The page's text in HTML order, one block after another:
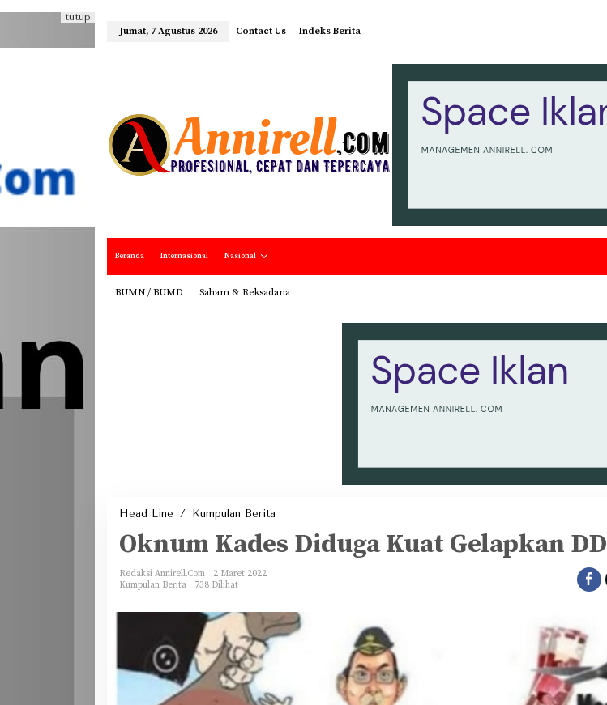
Jumat, 7 Agustus 2026 Contact Us Indeks Berita
Beranda Internasional Nasional
BUMN / BUMD Saham & Reksadana
tutup
Head Line / Kumpulan Berita
Kuat
Gelapkan
Oknum Kades Diduga Kuat Gelapkan DD
Redaksi Annirell.Com
2 Maret 2022
Kumpulan Berita
738 Dilihat